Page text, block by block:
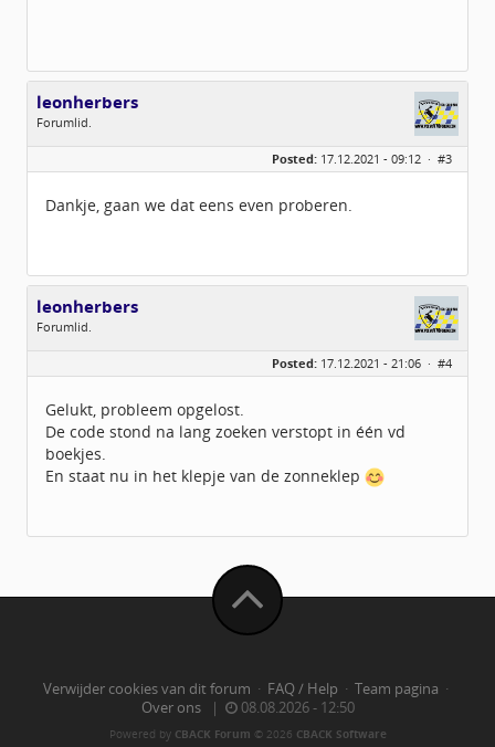
leonherbers
Forumlid.
Geslacht:
n/a
Geregistreerd:11 / 2021
Posted: 17.12.2021 - 09:12 · #3
Dankje, gaan we dat eens even proberen.
leonherbers
Forumlid.
Geregistreerd:11 / 2021
Posted: 17.12.2021 - 21:06 · #4
Gelukt, probleem opgelost.
De code stond na lang zoeken verstopt in één vd
boekjes.
En staat nu in het klepje van de zonneklep
Verwijder cookies van dit forum · FAQ / Help · Team pagina ·
Over ons| 08.08.2026 - 12:50
Powered by CBACK Forum © 2026 CBACK Software